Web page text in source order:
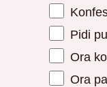
Pidi
Ora
Ora